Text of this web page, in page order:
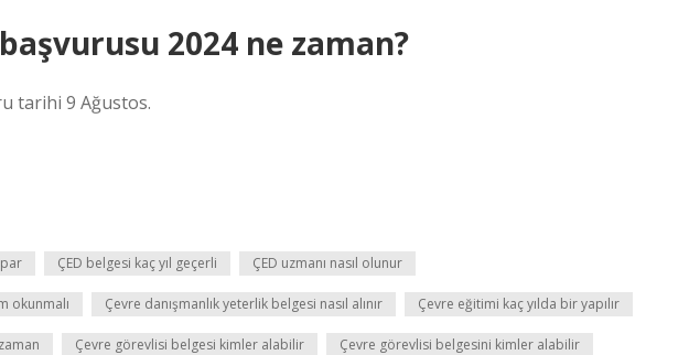
2024 ne zaman?
tarihi 9 Ağustos.
ÇED belgesi kaç yıl geçerli ÇED uzmanı nasıl olunur
okunmalı Çevre danışmanlık yeterlik belgesi nasıl alınır Çevre eğitimi kaç yılda bir yapılır
Çevre görevlisi belgesi kimler alabilir Çevre görevlisi belgesini kimler alabilir